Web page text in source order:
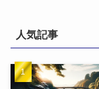
人気記事